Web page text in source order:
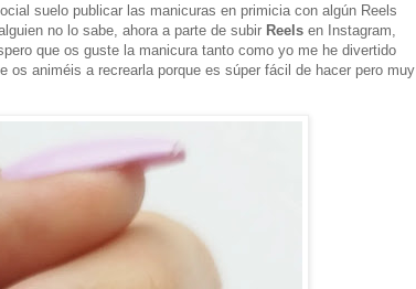
suelo publicar las manicuras en primicia con algún Reels
no lo sabe, ahora a parte de subir Reels en Instagram,
que os guste la manicura tanto como yo me he divertido
animéis a recrearla porque es súper fácil de hacer pero muy